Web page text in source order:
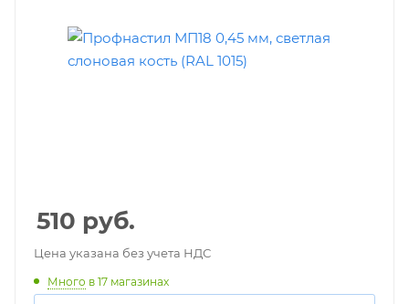
510 руб.
Цена указана без учета НДС
Много в 17 магазинах